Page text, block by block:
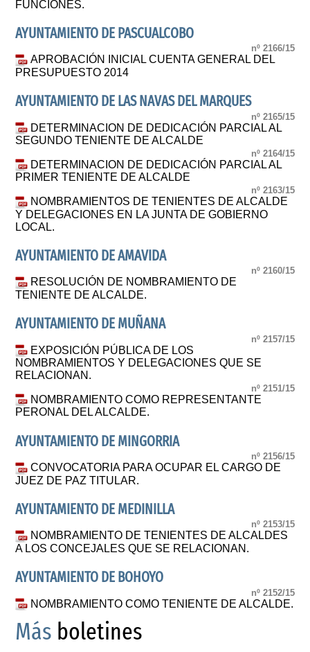
FUNCIONES.
AYUNTAMIENTO DE PASCUALCOBO
nº 2166/15
APROBACIÓN INICIAL CUENTA GENERAL DEL
PRESUPUESTO 2014
AYUNTAMIENTO DE LAS NAVAS DEL MARQUES
nº 2165/15
DETERMINACION DE DEDICACIÓN PARCIAL AL
SEGUNDO TENIENTE DE ALCALDE
nº 2164/15
DETERMINACION DE DEDICACIÓN PARCIAL AL
PRIMER TENIENTE DE ALCALDE
nº 2163/15
NOMBRAMIENTOS DE TENIENTES DE ALCALDE
Y DELEGACIONES EN LA JUNTA DE GOBIERNO
LOCAL.
AYUNTAMIENTO DE AMAVIDA
nº 2160/15
RESOLUCIÓN DE NOMBRAMIENTO DE
TENIENTE DE ALCALDE.
AYUNTAMIENTO DE MUÑANA
nº 2157/15
EXPOSICIÓN PÚBLICA DE LOS
NOMBRAMIENTOS Y DELEGACIONES QUE SE
RELACIONAN.
nº 2151/15
NOMBRAMIENTO COMO REPRESENTANTE
PERONAL DEL ALCALDE.
AYUNTAMIENTO DE MINGORRIA
nº 2156/15
CONVOCATORIA PARA OCUPAR EL CARGO DE
JUEZ DE PAZ TITULAR.
AYUNTAMIENTO DE MEDINILLA
nº 2153/15
NOMBRAMIENTO DE TENIENTES DE ALCALDES
A LOS CONCEJALES QUE SE RELACIONAN.
AYUNTAMIENTO DE BOHOYO
nº 2152/15
NOMBRAMIENTO COMO TENIENTE DE ALCALDE.
Más boletines